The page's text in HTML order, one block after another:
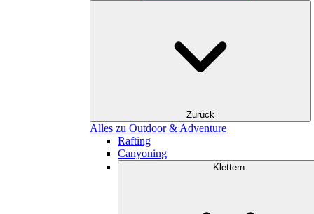
Zurück
Alles zu Outdoor & Adventure
Rafting
Canyoning
Klettern